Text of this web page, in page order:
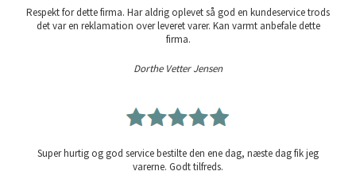
Respekt for dette firma. Har aldrig oplevet så god en kundeservice trods
det var en reklamation over leveret varer. Kan varmt anbefale dette
firma.
Dorthe Vetter Jensen
Super hurtig og god service bestilte den ene dag, næste dag fik jeg
varerne. Godt tilfreds.